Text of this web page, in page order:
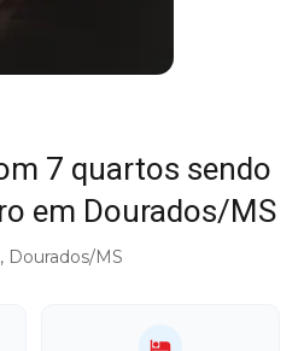
7 quartos sendo
em Dourados/MS
Dourados/MS